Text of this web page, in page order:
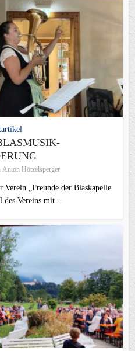
Anton Hötzelsperger
„Freunde der Blaskapelle
des Vereins mit...